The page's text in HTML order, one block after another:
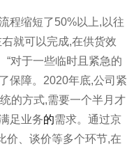
程缩短了50%以上,以往
就可以完成,在供货效
“对于一些临时且紧急的
保障。2020年底,公司紧
的方式,需要一个半月才
足业务的需求。通过京
价、谈价等多个环节,在